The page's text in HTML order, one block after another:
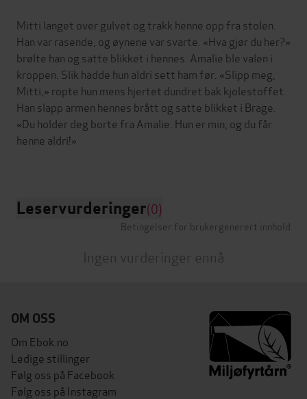
Mitti langet over gulvet og trakk henne opp fra stolen.
Han var rasende, og øynene var svarte. «Hva gjør du her?»
brølte han og satte blikket i hennes. Amalie ble valen i
kroppen. Slik hadde hun aldri sett ham før. «Slipp meg,
Mitti,» ropte hun mens hjertet dundret bak kjolestoffet.
Han slapp armen hennes brått og satte blikket i Brage.
«Du holder deg borte fra Amalie. Hun er min, og du får
henne aldri!»
Leservurderinger(0)
Betingelser for brukergenerert innhold
Ingen vurderinger ennå
OM OSS
Om Ebok.no
Ledige stillinger
Følg oss på Facebook
Følg oss på Instagram